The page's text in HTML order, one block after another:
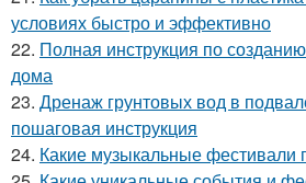
условиях быстро и эффективно
22. Полная инструкция по
дома
23. Дренаж грунтовых вод в
пошаговая инструкция
24. Какие музыкальные фестивали